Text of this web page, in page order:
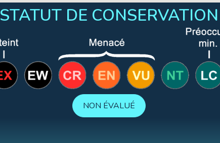
STATUT DE CONSERVATION
NON ÉVALUÉ